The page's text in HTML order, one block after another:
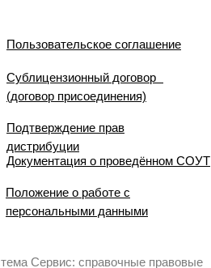
Пользовательское соглашение
Сублицензионный договор
(договор присоединения)
Подтверждение прав
дистрибуции
Документация о проведённом СОУТ
Положение о работе с
персональными данными
Сервис: справочные правовые